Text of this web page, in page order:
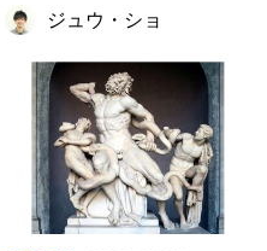
ジュウ・ショ